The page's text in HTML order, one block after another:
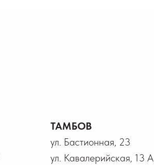
ТАМБОВ
ул. Бастионная, 23
ул. Кавалерийская, 13 А